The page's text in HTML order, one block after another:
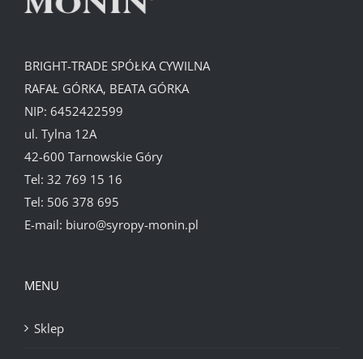
BRIGHT-TRADE SPÓŁKA CYWILNA
RAFAŁ GÓRKA, BEATA GÓRKA
NIP: 6452422599
ul. Tylna 12A
42-600 Tarnowskie Góry
Tel: 32 769 15 16
Tel: 506 378 695
E-mail: biuro@syropy-monin.pl
MENU
Sklep